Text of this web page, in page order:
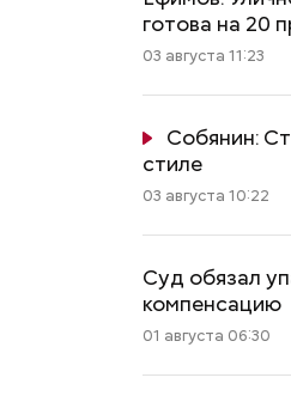
готова на 20
03 августа 11:23
Собянин:
стиле
03 августа 10:22
Суд обязал
компенсацию
01 августа 06:30